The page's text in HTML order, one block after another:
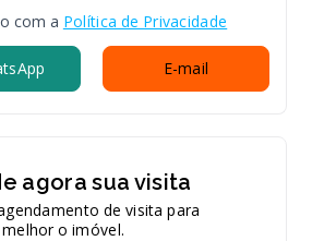
com a Política de Privacidade
E-mail
agora sua visita
de visita para
o imóvel.